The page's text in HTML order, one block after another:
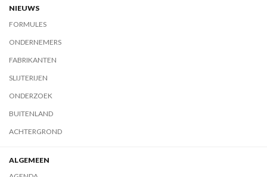
NIEUWS
FORMULES
ONDERNEMERS
FABRIKANTEN
SLIJTERIJEN
ONDERZOEK
BUITENLAND
ACHTERGROND
ALGEMEEN